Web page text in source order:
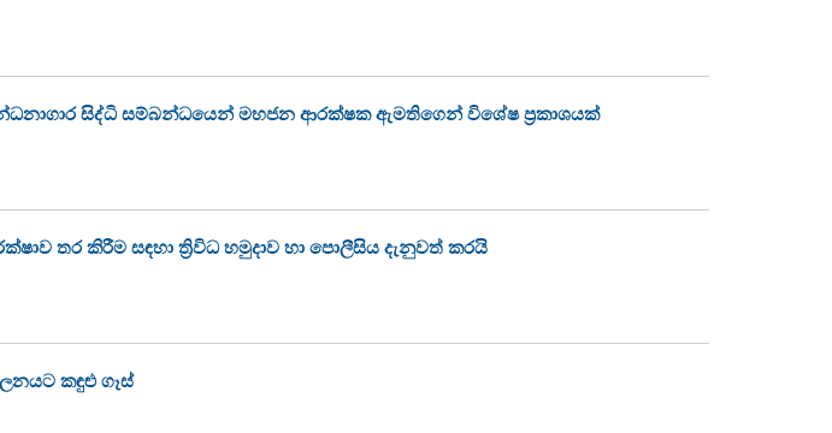
සිද්ධි සම්බන්ධයෙන් මහජන ආරක්ෂක ඇමතිගෙන් විශේෂ ප්‍රකාශයක්
තර කිරීම සඳහා ත්‍රිවිධ හමුදාව හා පොලීසිය දැනුවත් කරයි
කඳුළු ගෑස්